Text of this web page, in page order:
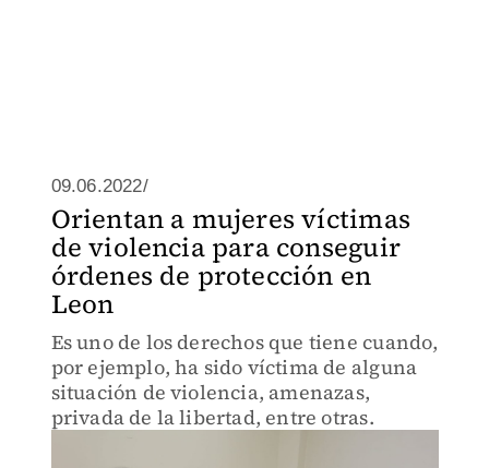
09.06.2022/
Orientan a mujeres víctimas
de violencia para conseguir
órdenes de protección en
Leon
Es uno de los derechos que tiene cuando,
por ejemplo, ha sido víctima de alguna
situación de violencia, amenazas,
privada de la libertad, entre otras.